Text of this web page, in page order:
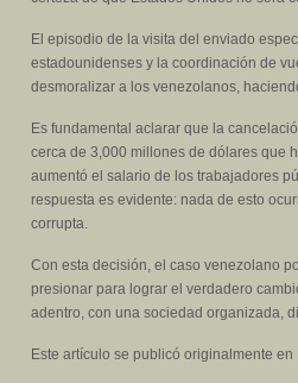
El episodio de la visita del enviado
estadounidenses y la coordinación de
desmoralizar a los venezolanos,
Es fundamental aclarar que la
cerca de 3,000 millones de dólares que
aumentó el salario de los trabajadores
respuesta es evidente: nada de esto
corrupta.
Con esta decisión, el caso venezolano
presionar para lograr el verdadero
adentro, con una sociedad organizada,
Este artículo se publicó originalmente en